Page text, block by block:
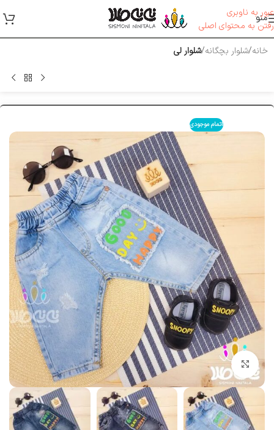
عبور به ناوبری
رفتن به محتوای اصلی
منو
خانه شلوار بچگانه شلوار لی
اتمام موجودی
بزرگنمایی تصویر